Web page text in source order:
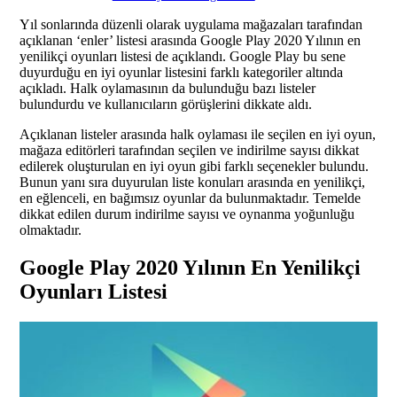
Yıl sonlarında düzenli olarak uygulama mağazaları tarafından
açıklanan ‘enler’ listesi arasında Google Play 2020 Yılının en
yenilikçi oyunları listesi de açıklandı. Google Play bu sene
duyurduğu en iyi oyunlar listesini farklı kategoriler altında
açıkladı. Halk oylamasının da bulunduğu bazı listeler
bulundurdu ve kullanıcıların görüşlerini dikkate aldı.
Açıklanan listeler arasında halk oylaması ile seçilen en iyi oyun,
mağaza editörleri tarafından seçilen ve indirilme sayısı dikkat
edilerek oluşturulan en iyi oyun gibi farklı seçenekler bulundu.
Bunun yanı sıra duyurulan liste konuları arasında en yenilikçi,
en eğlenceli, en bağımsız oyunlar da bulunmaktadır. Temelde
dikkat edilen durum indirilme sayısı ve oynanma yoğunluğu
olmaktadır.
Google Play 2020 Yılının En Yenilikçi
Oyunları Listesi